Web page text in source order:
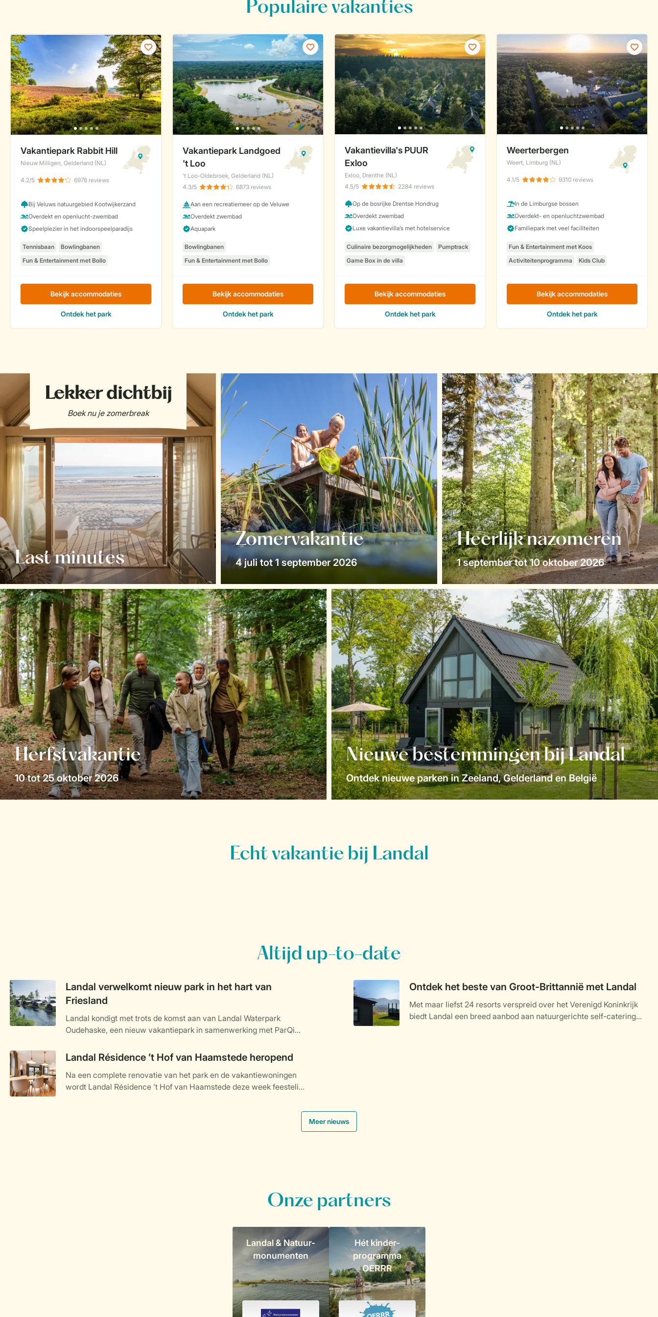
Last minutes
Zomervakantie
4 juli tot 1 september 2026
Heerlijk nazomeren
1 september tot 10 oktober 2026
Herfstvakantie
10 tot 25 oktober 2026
Nieuwe bestemmingen bij Landal
Ontdek nieuwe parken in Zeeland, Gelderland en België
Altijd up-to-date
Landal verwelkomt nieuw park in het hart van
Friesland
Landal kondigt met trots de komst aan van Landal Waterpark
Oudehaske, een nieuw vakantiepark in samenwerking met ParQio,
ligt in het hart van Friesland en staat volledig in het teken staat van
water, natuur en ontspanning. Het kleinschalige park met 60 veelal
aan het water gelegen vakantiewoningen, opent zijn deuren in het
najaar van 2025 en biedt een ideale uitvalsbasis voor
Ontdek het beste van Groot-Brittannië met Landal
Met maar liefst 24 resorts verspreid over het Verenigd Koninkrijk
biedt Landal een breed aanbod aan natuurgerichte self-catering
Landal Résidence ’t Hof van Haamstede heropend
Na een complete renovatie van het park en de vakantiewoningen
wordt Landal Résidence ’t Hof van Haamstede deze week feestelijk
Meer nieuws
Onze partners
Landal & Natuur-
monumenten
Hét kinder-
programma
OERRR